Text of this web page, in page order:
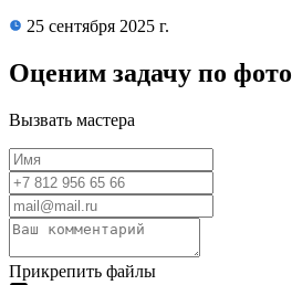
25 сентября 2025 г.
Оценим задачу по фото
Вызвать мастера
Прикрепить файлы